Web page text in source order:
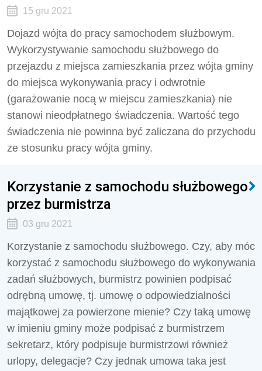
15 gru 2021
Dojazd wójta do pracy samochodem służbowym.
Wykorzystywanie samochodu służbowego do
przejazdu z miejsca zamieszkania przez wójta gminy
do miejsca wykonywania pracy i odwrotnie
(garażowanie nocą w miejscu zamieszkania) nie
stanowi nieodpłatnego świadczenia. Wartość tego
świadczenia nie powinna być zaliczana do przychodu
ze stosunku pracy wójta gminy.
Korzystanie z samochodu służbowego
przez burmistrza
03 gru 2021
Korzystanie z samochodu służbowego. Czy, aby móc
korzystać z samochodu służbowego do wykonywania
zadań służbowych, burmistrz powinien podpisać
odrębną umowę, tj. umowę o odpowiedzialności
majątkowej za powierzone mienie? Czy taką umowę
w imieniu gminy może podpisać z burmistrzem
sekretarz, który podpisuje burmistrzowi również
urlopy, delegacje? Czy jednak umowa taka jest